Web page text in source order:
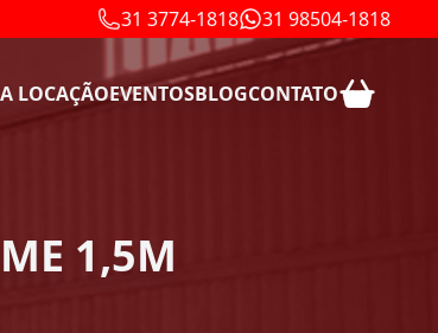
31 3774-1818 31 98504-1818
LOCAÇÃOEVENTOSBLOGCONTATO
1,5M